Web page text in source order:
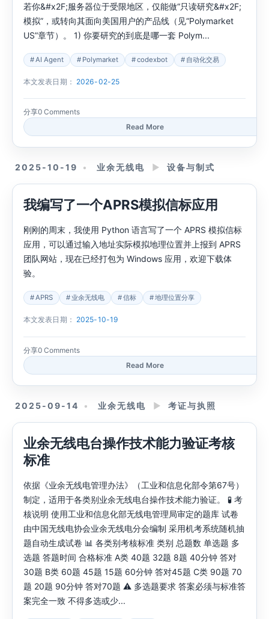
若你&#x2F;服务器位于受限地区，仅能做“只读研究&#x2F;
模拟”，或转向其面向美国用户的产品线（见“Polymarket
US”章节）。 1) 你要研究的到底是哪一套 Polym...
AI Agent Polymarket codexbot 自动化交易
本文发表日期： 2026-02-25
分享0 Comments
Read More
2025-10-19 业余无线电 ► 设备与制式
我编写了一个APRS模拟信标应用
刚刚的周末，我使用 Python 语言写了一个 APRS 模拟信标
应用，可以通过输入地址实际模拟地理位置并上报到 APRS
团队网站，现在已经打包为 Windows 应用，欢迎下载体
验。
APRS 业余无线电 信标 地理位置分享
本文发表日期： 2025-10-19
分享0 Comments
Read More
2025-09-14 业余无线电 ► 考证与执照
业余无线电台操作技术能力验证考核
标准
依据《业余无线电管理办法》（工业和信息化部令第67号）
制定，适用于各类别业余无线电台操作技术能力验证。 🧪 考
核说明 使用工业和信息化部无线电管理局审定的题库 试卷
由中国无线电协会业余无线电分会编制 采用机考系统随机抽
题自动生成试卷 📊 各类别考核标准 类别 总题数 单选题 多
选题 答题时间 合格标准 A类 40题 32题 8题 40分钟 答对
30题 B类 60题 45题 15题 60分钟 答对45题 C类 90题 70
题 20题 90分钟 答对70题 ⚠️ 多选题要求 答案必须与标准答
案完全一致 不得多选或少...